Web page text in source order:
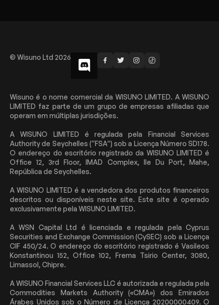
© Wisuno Ltd 2026
Wisuno é o nome comercial da WISUNO LIMITED. A WISUNO
LIMITED faz parte de um grupo de empresas afiliadas que
operam em múltiplas jurisdições.
A WISUNO LIMITED é regulada pela Financial Services
Authority de Seychelles (“FSA”) sob a Licença Número SD178.
O endereço do escritório registrado da WISUNO LIMITED é
Office 12, 3rd Floor, IMAD Complex, Ile Du Port, Mahe,
República de Seychelles.
A WISUNO LIMITED é a vendedora dos produtos financeiros
descritos ou disponíveis neste site. Este site é operado
exclusivamente pela WISUNO LIMITED.
A WSN Capital Ltd é licenciada e regulada pela Cyprus
Securities and Exchange Commission (CySEC) sob a Licença
CIF 450/24. O endereço do escritório registrado é Vasileos
Konstantinou 152, Office 102, Frema Tsirio Center, 3080,
Limassol, Chipre.
A WISUNO Financial Services LLC é autorizada e regulada pela
Commodities Markets Authority («CMA») dos Emirados
Árabes Unidos sob o Número de Licença 20200000409. O